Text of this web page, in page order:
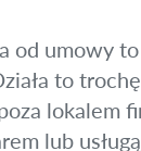
umowy
to
lokalem
lub